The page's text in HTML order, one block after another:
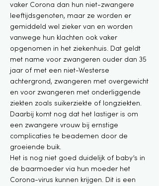
vaker Corona dan hun niet-zwangere
leeftijdsgenoten, maar ze worden er
gemiddeld wel zieker van en worden
vanwege hun klachten ook vaker
opgenomen in het ziekenhuis. Dat geldt
met name voor zwangeren ouder dan 35
jaar of met een niet-Westerse
achtergrond, zwangeren met overgewicht
en voor zwangeren met onderliggende
ziekten zoals suikerziekte of longziekten.
Daarbij komt nog dat het lastiger is om
een zwangere vrouw bij ernstige
complicaties te beademen door de
groeiende buik.
Het is nog niet goed duidelijk of baby’s in
de baarmoeder via hun moeder het
Corona-virus kunnen krijgen. Dit is een